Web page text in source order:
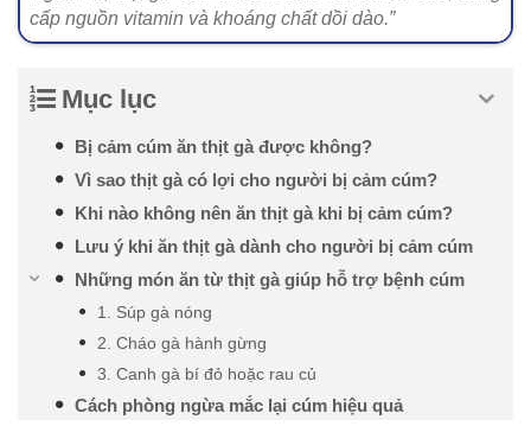
cấp nguồn vitamin và khoáng chất dồi dào.”
Mục lục
Bị cảm cúm ăn thịt gà được không?
Vì sao thịt gà có lợi cho người bị cảm cúm?
Khi nào không nên ăn thịt gà khi bị cảm cúm?
Lưu ý khi ăn thịt gà dành cho người bị cảm cúm
Những món ăn từ thịt gà giúp hỗ trợ bệnh cúm
1. Súp gà nóng
2. Cháo gà hành gừng
3. Canh gà bí đỏ hoặc rau củ
Cách phòng ngừa mắc lại cúm hiệu quả